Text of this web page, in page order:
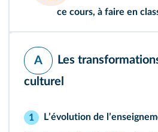
ce cours, à faire en
A
Les
culturel
1 Lʼévolution de